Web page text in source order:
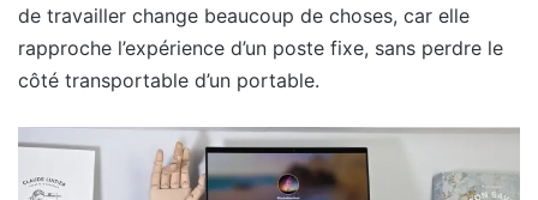
de travailler change beaucoup de choses, car elle
rapproche l’expérience d’un poste fixe, sans perdre le
côté transportable d’un portable.